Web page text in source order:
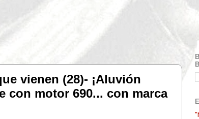
vienen (28)- ¡Aluvión
con motor 690... con marca